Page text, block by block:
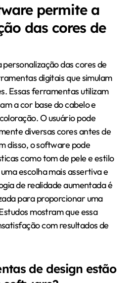
permite a
das cores de
das cores de
digitais que simulam
Essas ferramentas utilizam
a cor base do cabelo e
O usuário pode
diversas cores antes de
disso, o software pode
como tom de pele e estilo
escolha mais assertiva e
de realidade aumentada é
para proporcionar uma
mostram que essa
com resultados de
de design estão